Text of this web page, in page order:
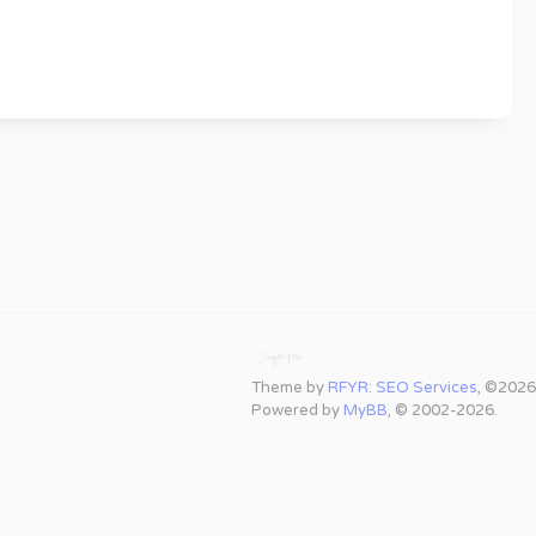
Theme by RFYR: SEO Services, ©2026
Powered by MyBB, © 2002-2026.